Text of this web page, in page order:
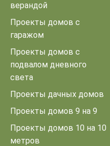
верандой
Проекты домов с
гаражом
Проекты домов с
подвалом дневного
света
Проекты дачных домов
Проекты домов 9 на 9
Проекты домов 10 на 10
метров